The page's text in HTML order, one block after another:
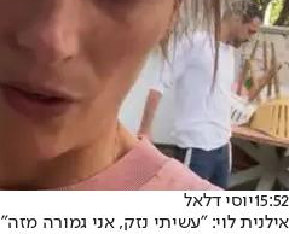
15:52יוסי דלאל
אילנית לוי: "עשיתי נזק, אני גמורה מזה"